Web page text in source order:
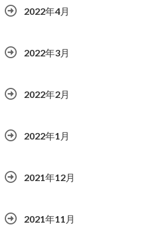
2022年4月
2022年3月
2022年2月
2022年1月
2021年12月
2021年11月